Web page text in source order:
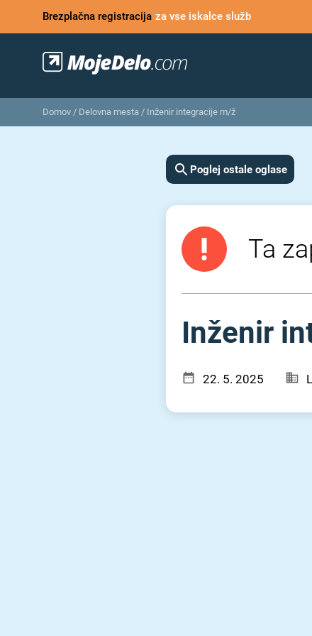
Brezplačna registracija za vse iskalce služb
Domov / Delovna mesta / Inženir integracije m/ž
Poglej ostale oglase
Ta
Inženir
22. 5. 2025